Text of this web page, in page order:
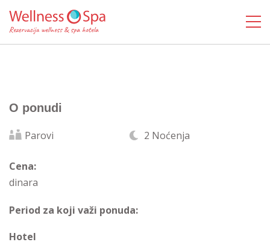
O ponudi
Parovi 2 Noćenja
Cena:
dinara
Period za koji važi ponuda:
Hotel